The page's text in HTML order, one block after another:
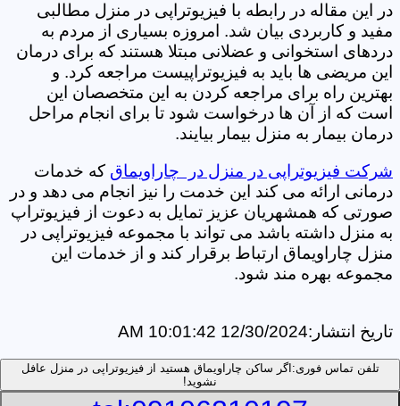
در این مقاله در رابطه با فیزیوتراپی در منزل مطالبی
مفید و کاربردی بیان شد. امروزه بسیاری از مردم به
دردهای استخوانی و عضلانی مبتلا هستند که برای درمان
این مریضی ها باید به فیزیوتراپیست مراجعه کرد. و
بهترین راه برای مراجعه کردن به این متخصصان این
است که از آن ها درخواست شود تا برای انجام مراحل
درمان بیمار به منزل بیمار بیایند.
شرکت فیزیوتراپی در منزل در چاراویماق که خدمات
درمانی ارائه می کند این خدمت را نیز انجام می دهد و در
صورتی که همشهریان عزیز تمایل به دعوت از فیزیوتراپ
به منزل داشته باشد می تواند با مجموعه فیزیوتراپی در
منزل چاراویماق ارتباط برقرار کند و از خدمات این
مجموعه بهره مند شود.
تاریخ انتشار:12/30/2024 10:01:42 AM
تلفن تماس فوری: اگر ساکن چاراویماق هستید از فیزیوتراپی در منزل عافل
نشوید!